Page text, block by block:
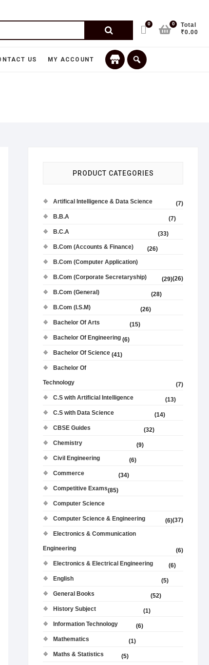
0
Total
₹0.00
0
US MY ACCOUNT
PRODUCT CATEGORIES
Artifical Intelligence & Data Science
(7)
B.B.A
(7)
B.C.A
(33)
B.Com (Accounts & Finance)
(26)
B.Com (Computer Application)
(26)
B.Com (Corporate Secretaryship)
(29)
B.Com (General)
(28)
B.Com (I.S.M)
(26)
Bachelor Of Arts
(15)
Bachelor Of Engineering (6)
Bachelor Of Science (41)
Bachelor Of
Technology
(7)
C.S with Artificial Intelligence
(13)
C.S with Data Science
(14)
CBSE Guides
(32)
Chemistry
(9)
Civil Engineering
(6)
Commerce
(34)
Competitive Exams(85)
Computer Science
(37)
Computer Science & Engineering
(6)
Electronics & Communication
Engineering
(6)
Electronics & Electrical Engineering
(6)
English
(5)
General Books
(52)
History Subject
(1)
Information Technology
(6)
Mathematics
(1)
Maths & Statistics
(5)